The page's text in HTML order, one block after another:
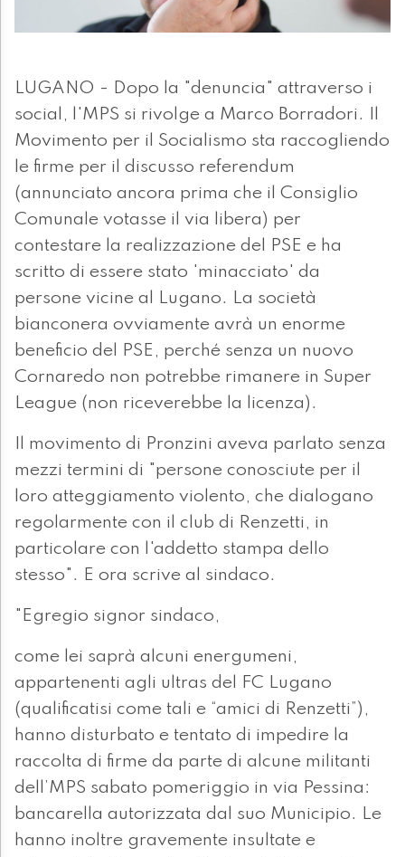
LUGANO - Dopo la "denuncia" attraverso i
social, l'MPS si rivolge a Marco Borradori. Il
Movimento per il Socialismo sta raccogliendo
le firme per il discusso referendum
(annunciato ancora prima che il Consiglio
Comunale votasse il via libera) per
contestare la realizzazione del PSE e ha
scritto di essere stato 'minacciato' da
persone vicine al Lugano. La società
bianconera ovviamente avrà un enorme
beneficio del PSE, perché senza un nuovo
Cornaredo non potrebbe rimanere in Super
League (non riceverebbe la licenza).
Il movimento di Pronzini aveva parlato senza
mezzi termini di "persone conosciute per il
loro atteggiamento violento, che dialogano
regolarmente con il club di Renzetti, in
particolare con l'addetto stampa dello
stesso". E ora scrive al sindaco.
"Egregio signor sindaco,
come lei saprà alcuni energumeni,
appartenenti agli ultras del FC Lugano
(qualificatisi come tali e “amici di Renzetti”),
hanno disturbato e tentato di impedire la
raccolta di firme da parte di alcune militanti
dell’MPS sabato pomeriggio in via Pessina:
bancarella autorizzata dal suo Municipio. Le
hanno inoltre gravemente insultate e